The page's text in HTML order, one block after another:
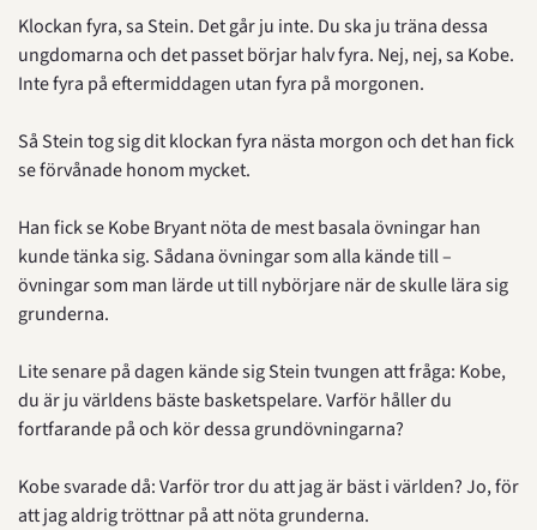
Klockan fyra, sa Stein. Det går ju inte. Du ska ju träna dessa
ungdomarna och det passet börjar halv fyra. Nej, nej, sa Kobe.
Inte fyra på eftermiddagen utan fyra på morgonen.
Så Stein tog sig dit klockan fyra nästa morgon och det han fick
se förvånade honom mycket.
Han fick se Kobe Bryant nöta de mest basala övningar han
kunde tänka sig. Sådana övningar som alla kände till –
övningar som man lärde ut till nybörjare när de skulle lära sig
grunderna.
Lite senare på dagen kände sig Stein tvungen att fråga: Kobe,
du är ju världens bäste basketspelare. Varför håller du
fortfarande på och kör dessa grundövningarna?
Kobe svarade då: Varför tror du att jag är bäst i världen? Jo, för
att jag aldrig tröttnar på att nöta grunderna.